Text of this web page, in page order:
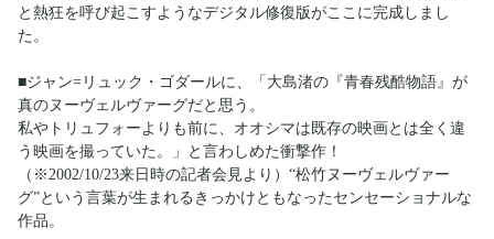
と熱狂を呼び起こすようなデジタル修復版がここに完成しまし
た。
■ジャン=リュック・ゴダールに、「大島渚の『青春残酷物語』が
真のヌーヴェルヴァーグだと思う。
私やトリュフォーよりも前に、オオシマは既存の映画とは全く違
う映画を撮っていた。」と言わしめた衝撃作！
（※2002/10/23来日時の記者会見より）“松竹ヌーヴェルヴァー
グ”という言葉が生まれるきっかけともなったセンセーショナルな
作品。